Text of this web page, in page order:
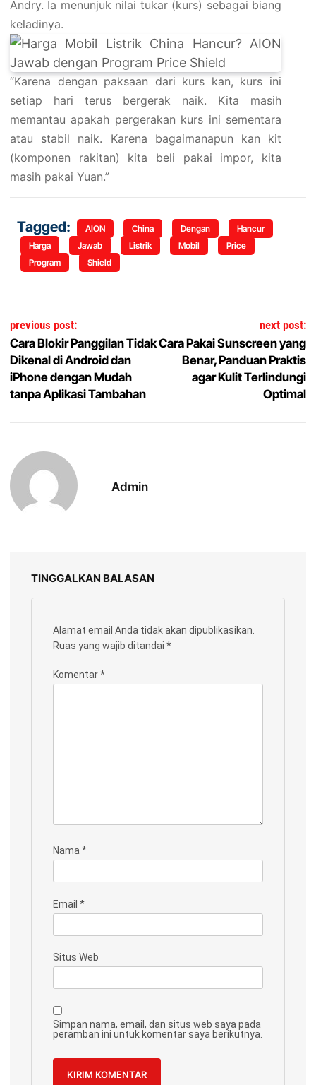
Andry. Ia menunjuk nilai tukar (kurs) sebagai biang
keladinya.
“Karena dengan paksaan dari kurs kan, kurs ini
setiap hari terus bergerak naik. Kita masih
memantau apakah pergerakan kurs ini sementara
atau stabil naik. Karena bagaimanapun kan kit
(komponen rakitan) kita beli pakai impor, kita
masih pakai Yuan.”
Tagged: AION China Dengan
Hancur
Harga
Jawab Listrik Mobil
Price
Program
Shield
Navigasi pos
previous post:
Cara Blokir Panggilan Tidak
Dikenal di Android dan
iPhone dengan Mudah
tanpa Aplikasi Tambahan
next post:
Cara Pakai Sunscreen yang
Benar, Panduan Praktis
agar Kulit Terlindungi
Optimal
Admin
TINGGALKAN BALASAN
Alamat email Anda tidak akan dipublikasikan.
Ruas yang wajib ditandai *
Komentar*
Nama*
Email *
Situs Web
Simpan nama, email, dan situs web saya pada
peramban ini untuk komentar saya berikutnya.